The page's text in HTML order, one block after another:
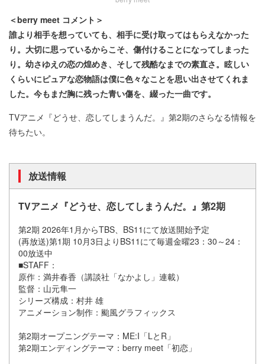
＜berry meet コメント＞
誰より相手を想っていても、相手に受け取ってはもらえなかった
り。大切に思っているからこそ、傷付けることになってしまった
り。幼さゆえの恋の煌めき、そして残酷なまでの素直さ。眩しい
くらいにピュアな恋物語は僕に色々なことを思い出させてくれま
した。今もまだ胸に残った青い傷を、綴った一曲です。
TVアニメ『どうせ、恋してしまうんだ。』第2期のさらなる情報を
待ちたい。
放送情報
TVアニメ『どうせ、恋してしまうんだ。』第2期
第2期 2026年1月からTBS、BS11にて放送開始予定
(再放送)第1期 10月3日よりBS11にて毎週金曜23：30～24：
00放送中
■STAFF：
原作：満井春香（講談社「なかよし」連載）
監督：山元隼一
シリーズ構成：村井 雄
アニメーション制作：颱風グラフィックス
第2期オープニングテーマ：ME:I「LとR」
第2期エンディングテーマ：berry meet「初恋」